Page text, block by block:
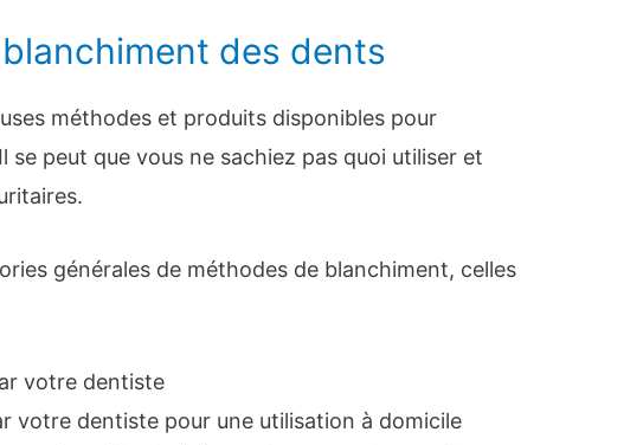
des dents
méthodes et produits disponibles pour
se peut que vous ne sachiez pas quoi utiliser et
générales de méthodes de blanchiment, celles
votre dentiste
votre dentiste pour une utilisation à domicile